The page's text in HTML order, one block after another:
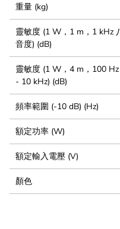
重量 (kg)
靈敏度 (1 W，1 m，1 kHz
音度) (dB)
靈敏度 (1 W，4 m，100 Hz
- 10 kHz) (dB)
頻率範圍 (-10 dB) (Hz)
額定功率 (W)
額定輸入電壓 (V)
顏色